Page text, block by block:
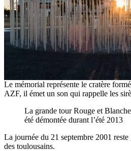
Le mémorial représente le cratère
AZF, il émet un son qui rappelle les
La grande tour Rouge et
été démontée durant l’été 2013
La journée du 21 septembre 2001 reste
des toulousains.